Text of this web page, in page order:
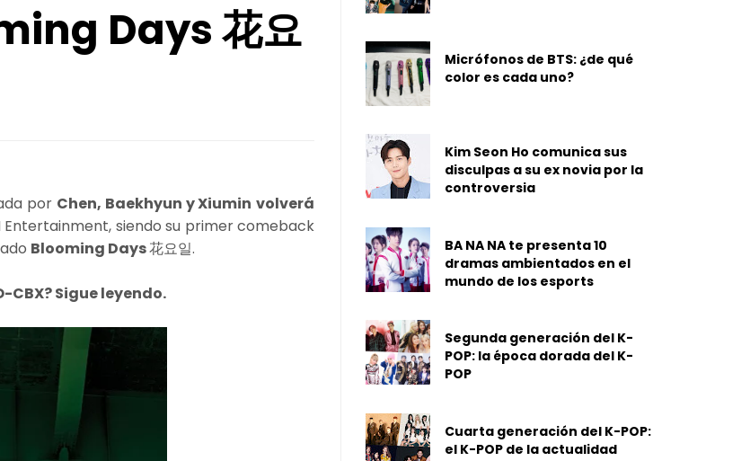
Days 花요
por Chen, Baekhyun y Xiumin volverá
siendo su primer comeback
Blooming Days花요일.
CBX? Sigue leyendo.
Micrófonos de BTS: ¿de qué
color es cada uno?
Kim Seon Ho comunica sus
disculpas a su ex novia por la
controversia
BA NA NA te presenta 10
dramas ambientados en el
mundo de los esports
Segunda generación del K-
POP: la época dorada del K-
POP
Cuarta generación del K-POP:
el K-POP de la actualidad